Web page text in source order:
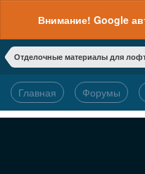
Внимание! Google
Отделочные материалы для
Главная Форумы